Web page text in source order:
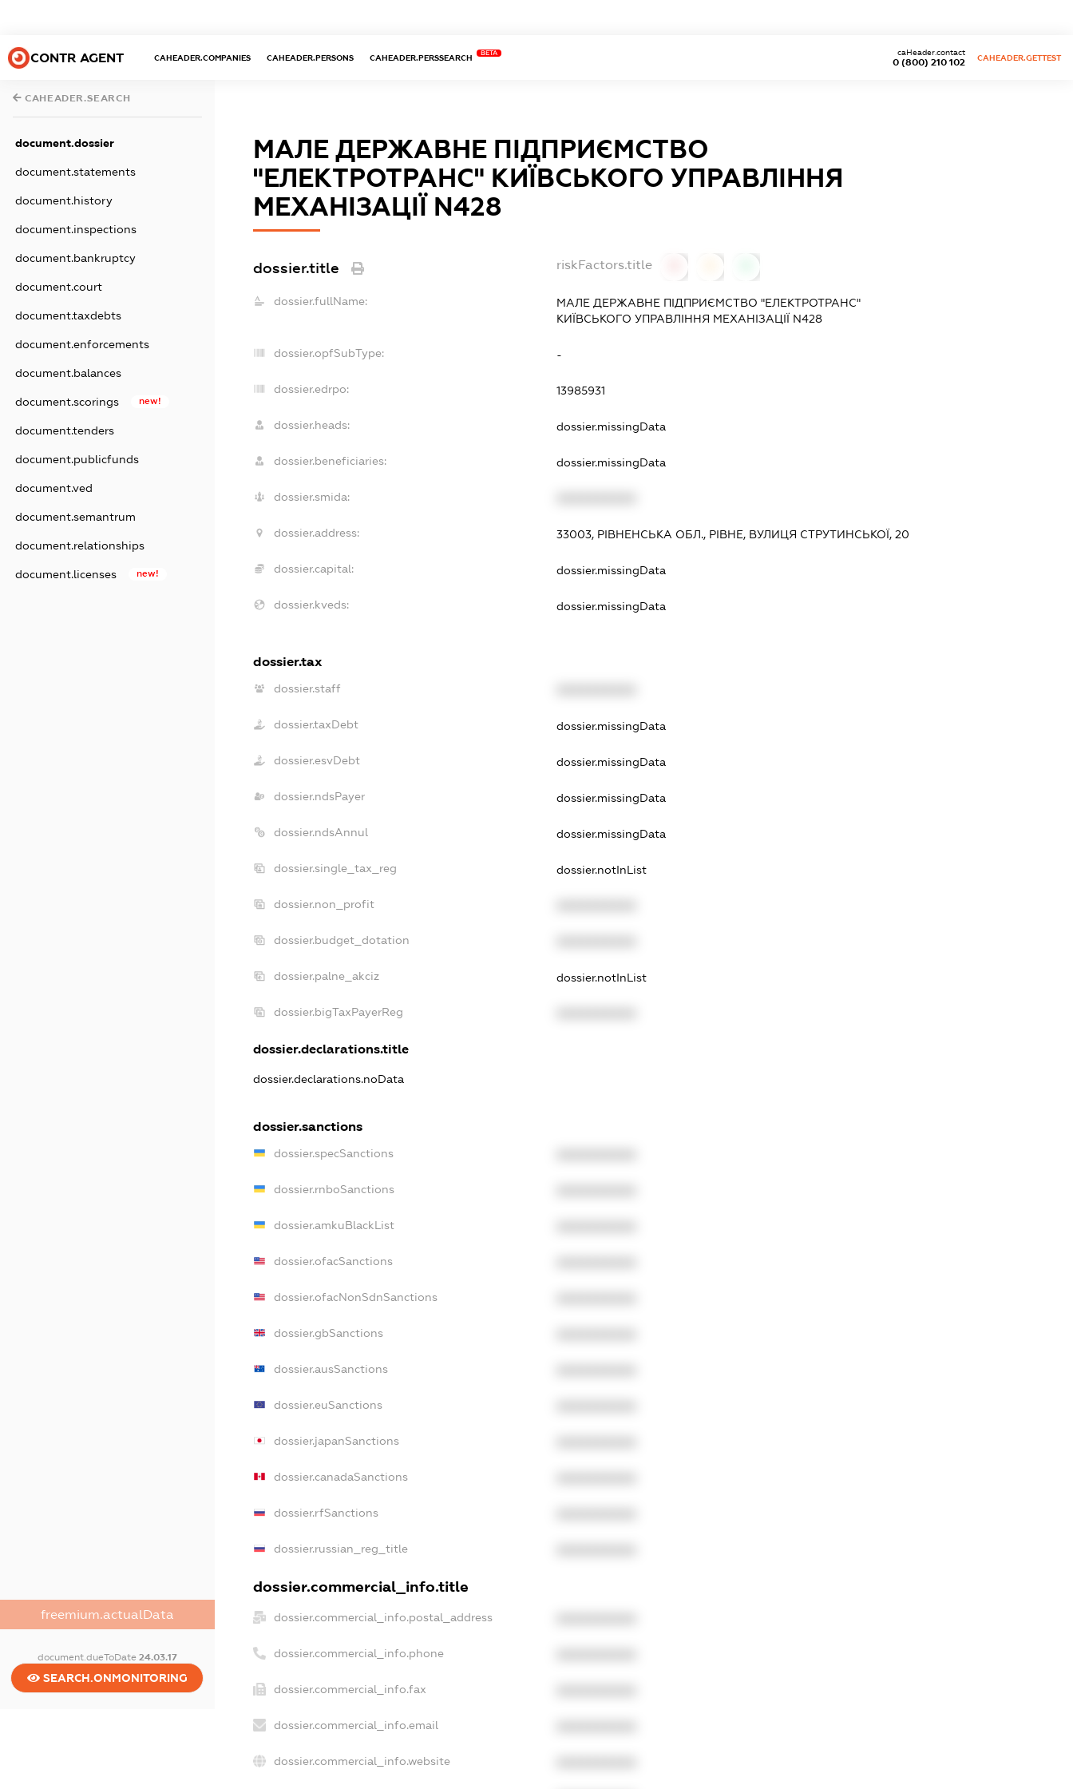
CONTR AGENT CAHEADER.COMPANIES CAHEADER.PERSONS CAHEADER.PERSSEARCH
BETA
0 (800) 210 102
caHeader.contact
CAHEADER.GETTEST
CAHEADER.SEARCH
document.dossier
document.statements
document.history
document.inspections
document.bankruptcy
document.court
document.taxdebts
document.enforcements
document.balances
document.scorings new!
document.tenders
document.publicfunds
document.ved
document.semantrum
document.relationships
document.licenses new!
freemium.actualData
document.dueToDate 24.03.17
SEARCH.ONMONITORING
МАЛЕ ДЕРЖАВНЕ ПІДПРИЄМСТВО
"ЕЛЕКТРОТРАНС" КИЇВСЬКОГО УПРАВЛІННЯ
МЕХАНІЗАЦІЇ N428
dossier.title riskFactors.title
dossier.fullName:
МАЛЕ ДЕРЖАВНЕ ПІДПРИЄМСТВО "ЕЛЕКТРОТРАНС"
КИЇВСЬКОГО УПРАВЛІННЯ МЕХАНІЗАЦІЇ N428
dossier.opfSubType: -
dossier.edrpo: 13985931
dossier.heads: dossier.missingData
dossier.beneficiaries: dossier.missingData
dossier.smida:
dossier.address: 33003, РІВНЕНСЬКА ОБЛ., РІВНЕ, ВУЛИЦЯ СТРУТИНСЬКОЇ, 20
dossier.capital: dossier.missingData
dossier.kveds: dossier.missingData
dossier.tax
dossier.staff
dossier.taxDebt dossier.missingData
dossier.esvDebt dossier.missingData
dossier.ndsPayer dossier.missingData
dossier.ndsAnnul dossier.missingData
dossier.single_tax_reg dossier.notInList
dossier.non_profit
dossier.budget_dotation
dossier.palne_akciz dossier.notInList
dossier.bigTaxPayerReg
dossier.declarations.title
dossier.declarations.noData
dossier.sanctions
dossier.specSanctions
dossier.rnboSanctions
dossier.amkuBlackList
dossier.ofacSanctions
dossier.ofacNonSdnSanctions
dossier.gbSanctions
dossier.ausSanctions
dossier.euSanctions
dossier.japanSanctions
dossier.canadaSanctions
dossier.rfSanctions
dossier.russian_reg_title
dossier.commercial_info.title
dossier.commercial_info.postal_address
dossier.commercial_info.phone
dossier.commercial_info.fax
dossier.commercial_info.email
dossier.commercial_info.website